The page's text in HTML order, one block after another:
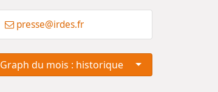
presse@irdes.fr
Graph du mois : historique